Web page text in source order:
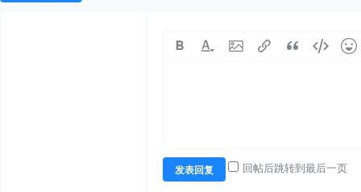
发表回复 回帖后跳转到最后一页